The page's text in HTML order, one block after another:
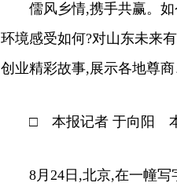
儒风乡情,携手共赢。如
环境感受如何?对山东未来
创业精彩故事,展示各地尊
□ 本报记者 于向阳 本
8月24日,北京,在一幢写